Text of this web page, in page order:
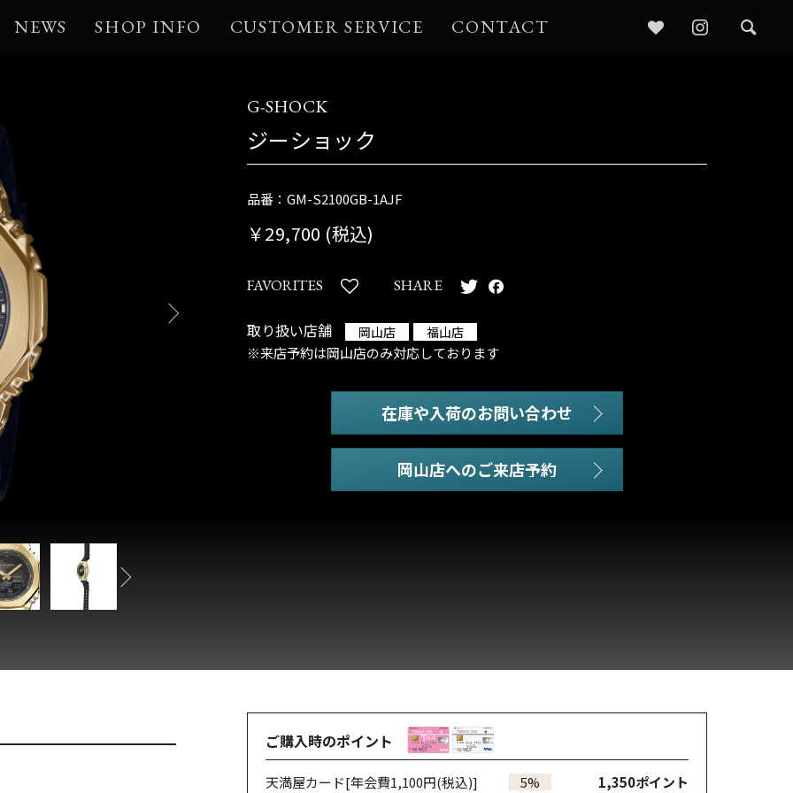
NEWS SHOP INFO CUSTOMER SERVICE CONTACT
G-SHOCK
ジーショック
品番：GM-S2100GB-1AJF
￥29,700 (税込)
FAVORITES SHARE
取り扱い店舗 岡山店 福山店
※来店予約は岡山店のみ対応しております
在庫や入荷のお問い合わせ
ご購入時のポイント
天満屋カード[年会費1,100円(税込)] 5% 1,350ポイント